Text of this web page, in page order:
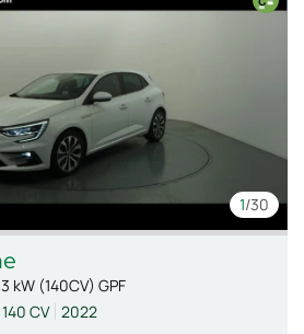
1/30
kW (140CV) GPF
140 CV 2022